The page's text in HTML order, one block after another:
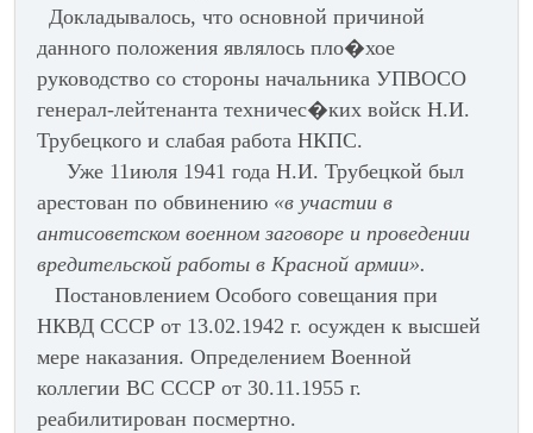
Докладывалось, что основной причиной
данного положения являлось пло�хое
руководство со стороны начальника УПВОСО
генерал-лейтенанта техничес�ких войск Н.И.
Трубецкого и слабая работа НКПС.
Уже 11июля 1941 года Н.И. Трубецкой был
арестован по обвинению «в участии в
антисоветском военном заговоре и проведении
вредительской работы в Красной армии».
Постановлением Особого совещания при
НКВД СССР от 13.02.1942 г. осужден к высшей
мере наказания. Определением Военной
коллегии ВС СССР от 30.11.1955 г.
реабилитирован посмертно.